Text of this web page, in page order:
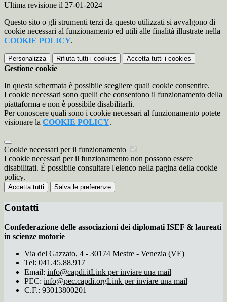
Ultima revisione il 27-01-2024
Questo sito o gli strumenti terzi da questo utilizzati si avvalgono di
cookie necessari al funzionamento ed utili alle finalità illustrate nella
COOKIE POLICY.
Personalizza Rifiuta tutti i cookies Accetta tutti i cookies
Gestione cookie
In questa schermata è possibile scegliere quali cookie consentire.
I cookie necessari sono quelli che consentono il funzionamento della
piattaforma e non è possibile disabilitarli.
Per conoscere quali sono i cookie necessari al funzionamento potete
visionare la COOKIE POLICY.
Cookie necessari per il funzionamento
I cookie necessari per il funzionamento non possono essere
disabilitati. È possibile consultare l'elenco nella pagina della cookie
policy.
Accetta tutti Salva le preferenze
Contatti
Confederazione delle associazioni dei diplomati ISEF & laureati
in scienze motorie
Via del Gazzato, 4 - 30174 Mestre - Venezia (VE)
Tel: 041.45.88.917
Email: info@capdi.itLink per inviare una mail
PEC: info@pec.capdi.orgLink per inviare una mail
C.F.: 93013800201